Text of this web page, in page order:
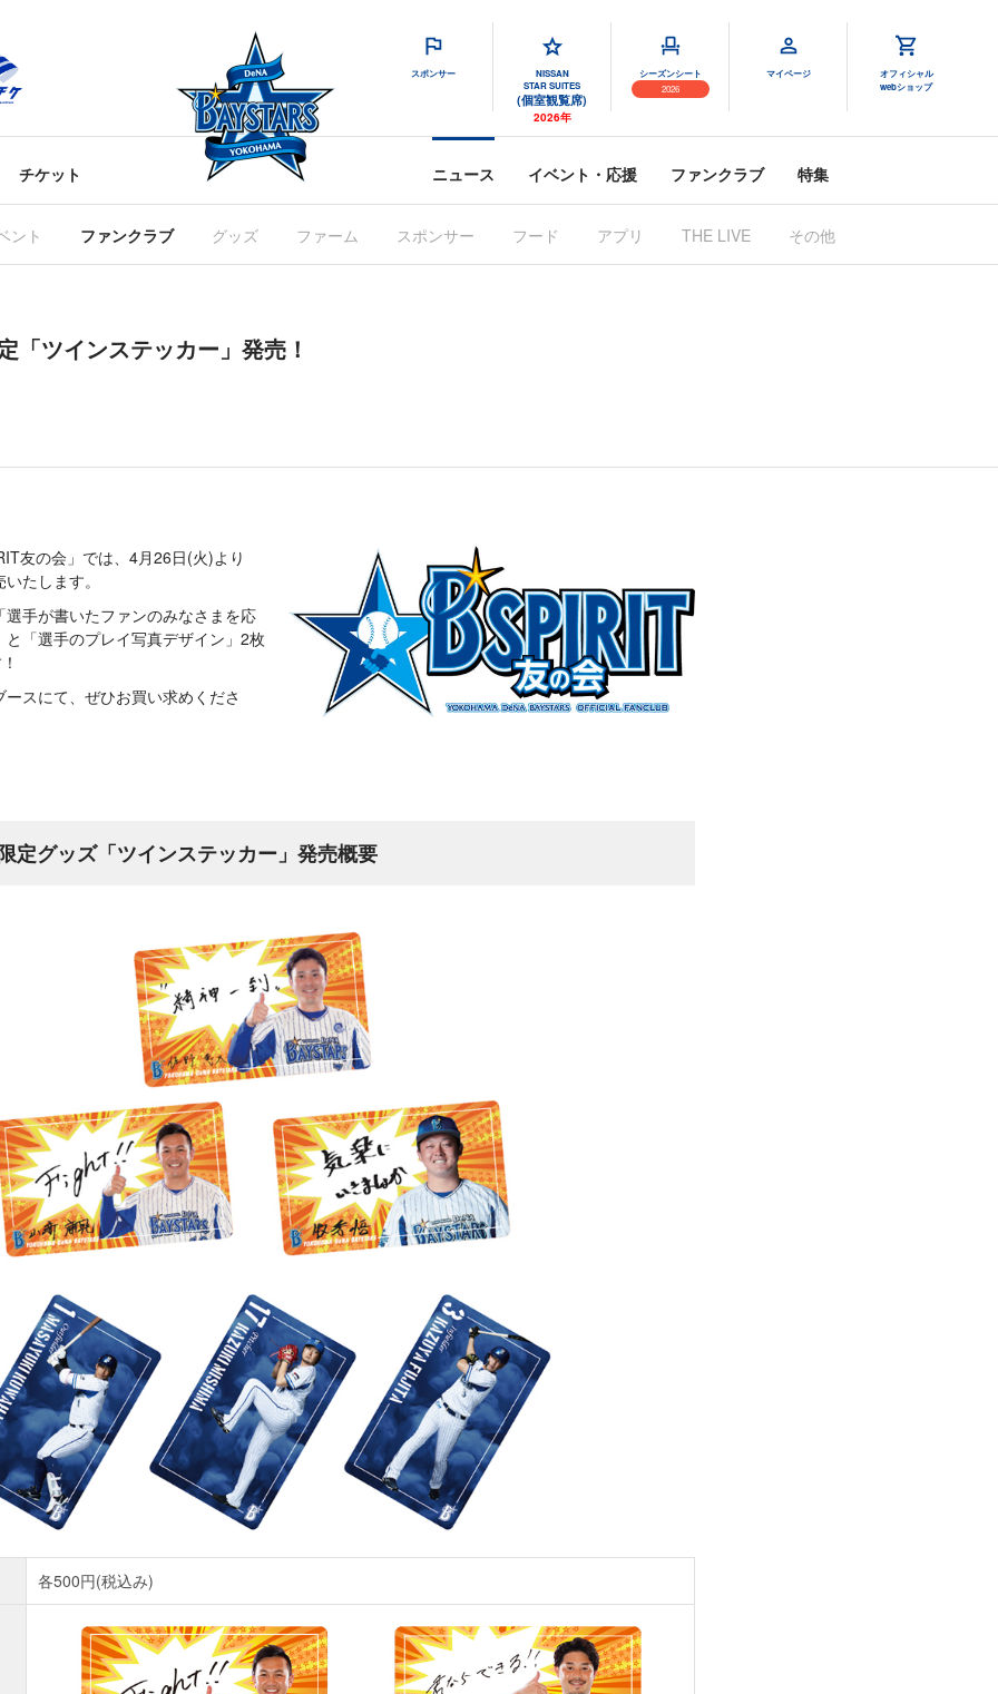
スポンサー
NISSAN
STAR SUITES
(個室観覧席)
2026年
シーズンシート
2026
マイページ
オフィシャル
webショップ
チケット ニュース イベント・応援 ファンクラブ 特集
ント ファンクラブ グッズ ファーム スポンサー フード アプリ THE LIVE その他
「ツインステッカー」発売！
友の会」では、4月26日(火)より
たします。
手が書いたファンのみなさまを応
「選手のプレイ写真デザイン」2枚
スにて、ぜひお買い求めくださ
定グッズ「ツインステッカー」発売概要
各500円(税込み)